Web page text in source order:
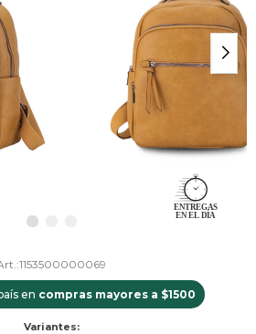
1153500000069
en compras mayores a $1500
Variantes: